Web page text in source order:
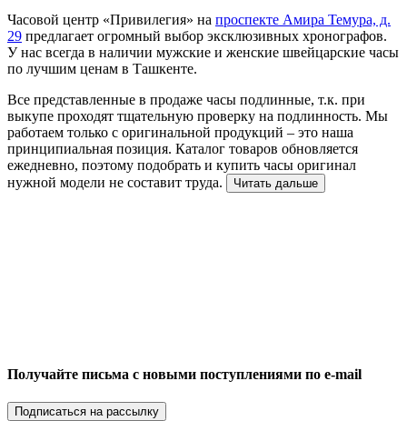
Часовой центр «Привилегия» на проспекте Амира Темура, д.
29 предлагает огромный выбор эксклюзивных хронографов.
У нас всегда в наличии мужские и женские швейцарские часы
по лучшим ценам в Ташкенте.
Все представленные в продаже часы подлинные, т.к. при
выкупе проходят тщательную проверку на подлинность. Мы
работаем только с оригинальной продукций – это наша
принципиальная позиция. Каталог товаров обновляется
ежедневно, поэтому подобрать и купить часы оригинал
нужной модели не составит труда.
Читать дальше
Получайте письма с новыми поступлениями по e-mail
Подписаться на рассылку